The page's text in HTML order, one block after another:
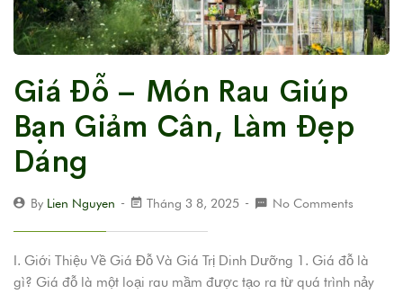
Giá Đỗ – Món Rau Giúp
Bạn Giảm Cân, Làm Đẹp
Dáng
By Lien Nguyen Tháng 3 8, 2025 No Comments
I. Giới Thiệu Về Giá Đỗ Và Giá Trị Dinh Dưỡng 1. Giá đỗ là
gì? Giá đỗ là một loại rau mầm được tạo ra từ quá trình nảy